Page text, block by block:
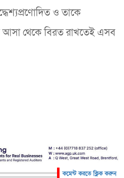
ও তাকে
আসা থেকে বিরত রাখতেই এসব
কমেন্ট করতে ক্লিক করুন